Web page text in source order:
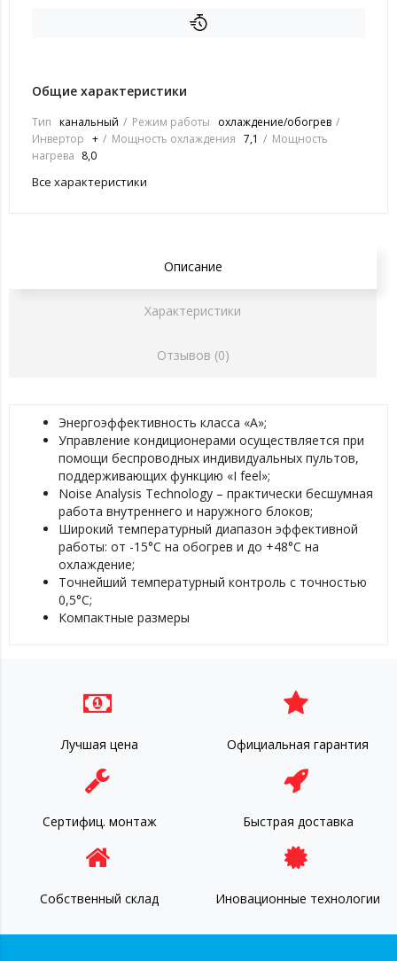
Общие характеристики
Тип канальный Режим работы
охлаждение/обогрев
Инвертор + Мощность охлаждения 7,1
Мощность
нагрева 8,0
Все характеристики
Описание
Характеристики
Отзывов (0)
Энергоэффективность класса «А»;
Управление кондиционерами осуществляется при
помощи беспроводных индивидуальных пультов,
поддерживающих функцию «I feel»;
Noise Analysis Technology – практически бесшумная
работа внутреннего и наружного блоков;
Широкий температурный диапазон эффективной
работы: от -15°С на обогрев и до +48°С на
охлаждение;
Точнейший температурный контроль с точностью
0,5°C;
Компактные размеры
Лучшая цена Официальная гарантия
Сертифиц. монтаж Быстрая доставка
Собственный склад Иновационные технологии